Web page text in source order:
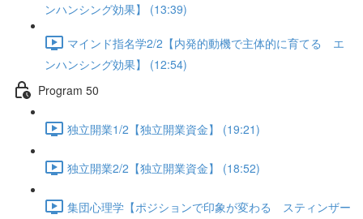
ンハンシング効果】 (13:39)
マインド指名学2/2【内発的動機で主体的に育てる エ
ンハンシング効果】 (12:54)
Program 50
独立開業1/2【独立開業資金】 (19:21)
独立開業2/2【独立開業資金】 (18:52)
集団心理学【ポジションで印象が変わる スティンザー